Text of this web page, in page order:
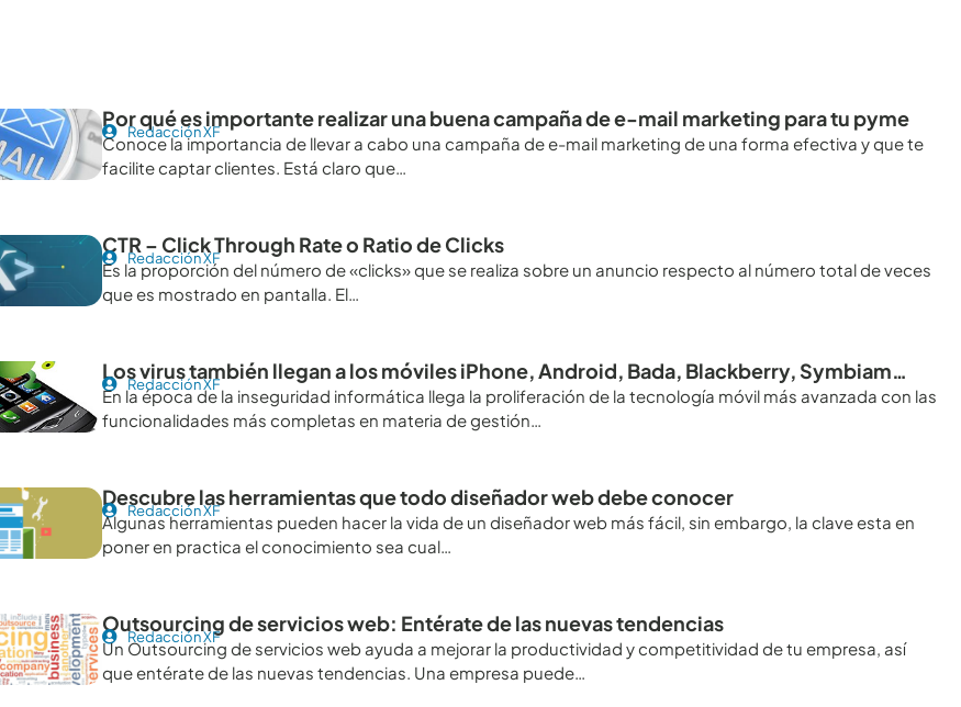
Por qué es importante realizar una buena campaña de e-mail marketing para tu pyme
Redacción XF
Conoce la importancia de llevar a cabo una campaña de e-mail marketing de una forma efectiva y que te
facilite captar clientes. Está claro que…
CTR – Click Through Rate o Ratio de Clicks
Redacción XF
Es la proporción del número de «clicks» que se realiza sobre un anuncio respecto al número total de veces
que es mostrado en pantalla. El…
Los virus también llegan a los móviles iPhone, Android, Bada, Blackberry, Symbiam…
Redacción XF
En la época de la inseguridad informática llega la proliferación de la tecnología móvil más avanzada con las
funcionalidades más completas en materia de gestión…
Descubre las herramientas que todo diseñador web debe conocer
Redacción XF
Algunas herramientas pueden hacer la vida de un diseñador web más fácil, sin embargo, la clave esta en
poner en practica el conocimiento sea cual…
Outsourcing de servicios web: Entérate de las nuevas tendencias
Redacción XF
Un Outsourcing de servicios web ayuda a mejorar la productividad y competitividad de tu empresa, así
que entérate de las nuevas tendencias. Una empresa puede…